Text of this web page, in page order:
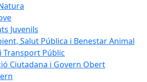
Juvenils
Salut Pública i Benestar Animal
Transport Públic
Ciutadana i Govern Obert